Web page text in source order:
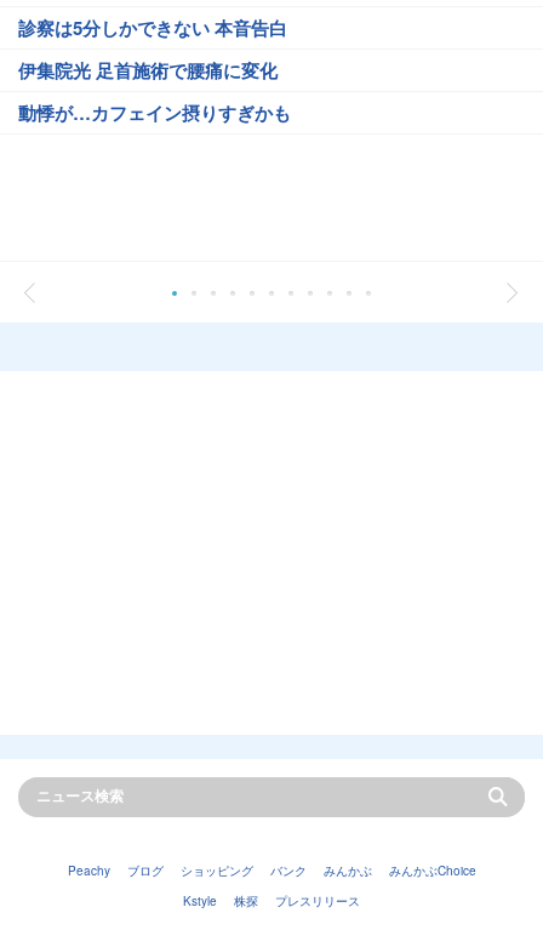
診察は5分しかできない 本音告白
伊集院光 足首施術で腰痛に変化
動悸が…カフェイン摂りすぎかも
Peachy ブログ ショッピング バンク みんかぶ
みんかぶChoice
Kstyle
株探 プレスリリース